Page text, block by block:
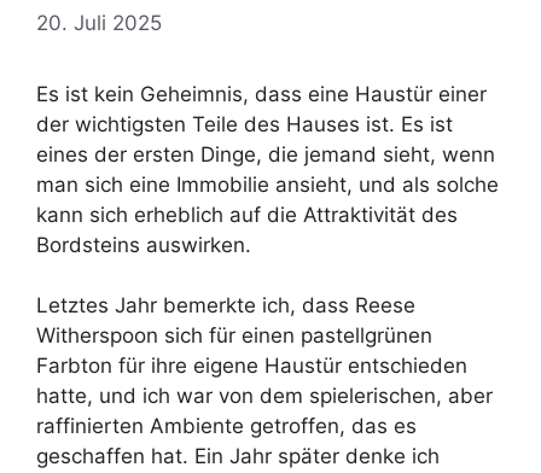
20. Juli 2025
Es ist kein Geheimnis, dass eine Haustür einer
der wichtigsten Teile des Hauses ist. Es ist
eines der ersten Dinge, die jemand sieht, wenn
man sich eine Immobilie ansieht, und als solche
kann sich erheblich auf die Attraktivität des
Bordsteins auswirken.
Letztes Jahr bemerkte ich, dass Reese
Witherspoon sich für einen pastellgrünen
Farbton für ihre eigene Haustür entschieden
hatte, und ich war von dem spielerischen, aber
raffinierten Ambiente getroffen, das es
geschaffen hat. Ein Jahr später denke ich